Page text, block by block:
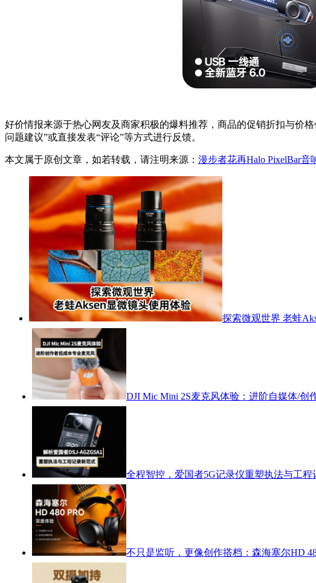
好价情报来源于热心网友及商家积极的爆料推荐，商品的促销折扣与价
问题建议”或直接发表“评论”等方式进行反馈。
本文属于原创文章，如若转载，请注明来源： 漫步者花再Halo PixelBar音
探索微观世界 老蛙
DJI Mic Mini 2S麦克风体验：进阶自媒体/创
全程智控，爱国者5G记录仪重塑执法与工程
不只是监听，更像创作搭档：森海塞尔HD